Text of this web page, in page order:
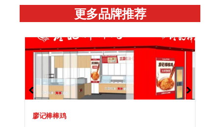
更多品牌推荐
廖记棒棒鸡